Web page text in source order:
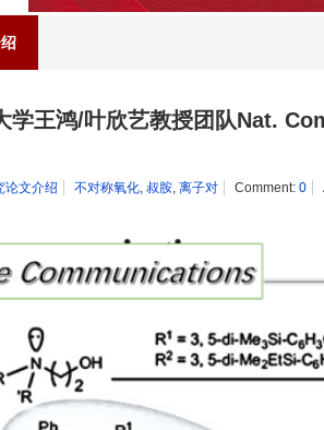
学王鸿/叶欣艺教授团队Nat.
论文介绍 不对称氧化, 叔胺, 离子对 Comment: 0